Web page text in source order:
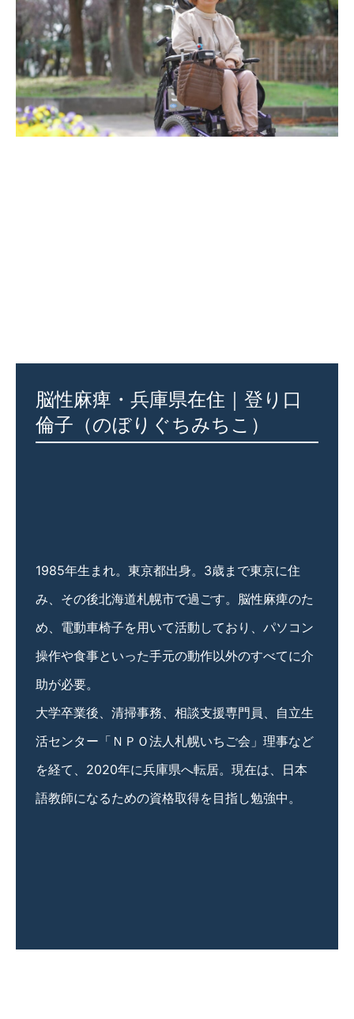
脳性麻痺・兵庫県在住｜登り口
倫子（のぼりぐちみちこ）
1985年生まれ。東京都出身。3歳まで東京に住
み、その後北海道札幌市で過ごす。脳性麻痺のた
め、電動車椅子を用いて活動しており、パソコン
操作や食事といった手元の動作以外のすべてに介
助が必要。
大学卒業後、清掃事務、相談支援専門員、自立生
活センター「ＮＰＯ法人札幌いちご会」理事など
を経て、2020年に兵庫県へ転居。現在は、日本
語教師になるための資格取得を目指し勉強中。